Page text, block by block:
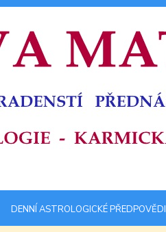
DENNÍ ASTROLOGICKÉ PŘEDPOVĚDI